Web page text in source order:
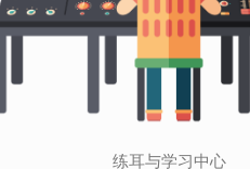
练耳与学习中心